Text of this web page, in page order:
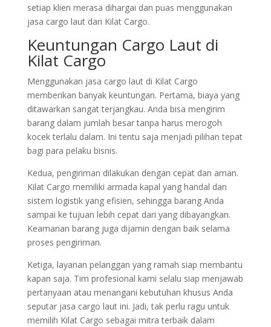
setiap klien merasa dihargai dan puas menggunakan
jasa cargo laut dari Kilat Cargo.
Keuntungan Cargo Laut di
Kilat Cargo
Menggunakan jasa cargo laut di Kilat Cargo
memberikan banyak keuntungan. Pertama, biaya yang
ditawarkan sangat terjangkau. Anda bisa mengirim
barang dalam jumlah besar tanpa harus merogoh
kocek terlalu dalam. Ini tentu saja menjadi pilihan tepat
bagi para pelaku bisnis.
Kedua, pengiriman dilakukan dengan cepat dan aman.
Kilat Cargo memiliki armada kapal yang handal dan
sistem logistik yang efisien, sehingga barang Anda
sampai ke tujuan lebih cepat dari yang dibayangkan.
Keamanan barang juga dijamin dengan baik selama
proses pengiriman.
Ketiga, layanan pelanggan yang ramah siap membantu
kapan saja. Tim profesional kami selalu siap menjawab
pertanyaan atau menangani kebutuhan khusus Anda
seputar jasa cargo laut ini. Jadi, tak perlu ragu untuk
memilih Kilat Cargo sebagai mitra terbaik dalam